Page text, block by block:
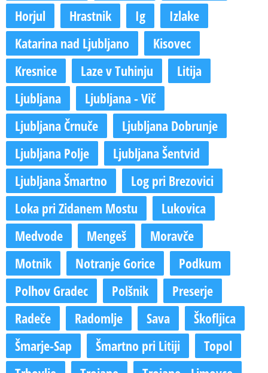
Horjul
Hrastnik Ig
Izlake
Katarina nad Ljubljano
Kisovec
Kresnice
Laze v Tuhinju
Litija
Ljubljana
Ljubljana - Vič
Ljubljana Črnuče
Ljubljana Dobrunje
Ljubljana Polje
Ljubljana Šentvid
Ljubljana Šmartno
Log pri Brezovici
Loka pri Zidanem Mostu
Lukovica
Medvode
Mengeš
Moravče
Motnik
Notranje Gorice
Podkum
Polhov Gradec
Polšnik
Preserje
Radeče
Radomlje Sava
Škofljica
Šmarje-Sap
Šmartno pri Litiji
Topol